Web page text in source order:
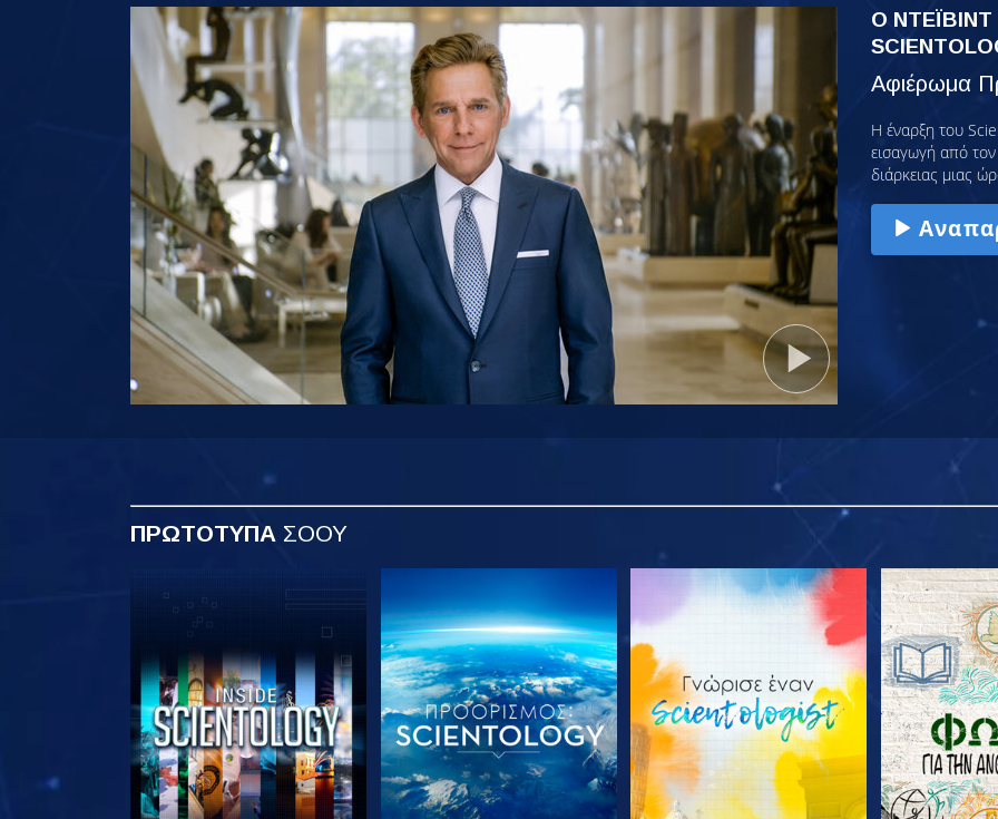
Ο
Αφιέρωμα
Η έναρξη του
εισαγωγή από τον
διάρκειας μιας
ΠΡΩΤΟΤΥΠΑ ΣΟΟΥ